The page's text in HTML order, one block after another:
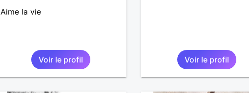
Aime la vie
Voir le profil Voir le profil